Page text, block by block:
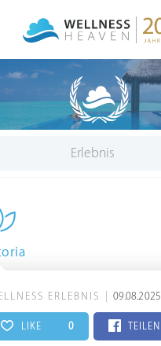
Erlebnis
ERLEBNIS 09.08.2025
LIKE 0 TEILEN